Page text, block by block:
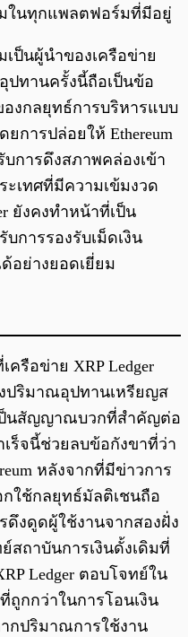
ในทุกแพลตฟอร์มที่มีอยู่
ป็นผู้นำของเครือข่าย
ปทานครั้งนี้ถือเป็นข้อ
งกลยุทธ์การบริหารแบบ
การปล่อยให้ Ethereum
การดึงสภาพคล่องเข้า
ะเทศที่มีความเข้มงวด
ยังคงทำหน้าที่เป็น
การรองรับเม็ดเงิน
อย่างยอดเยี่ยม
รือข่าย XRP Ledger
ปริมาณอุปทานเหรียญส
ป็นสัญญาณบวกที่สำคัญต่อ
เร็จนี้ช่วยลบข้อกังขาที่ว่า
หลังจากที่มีข่าวการ
กใช้กลยุทธ์มัลติเชนถือ
งดูดผู้ใช้งานจากสองฝั่ง
สถาบันการเงินดั้งเดิมที่
Ledger ตอบโจทย์ใน
ถูกกว่าในการโอนเงิน
ากปริมาณการใช้งาน